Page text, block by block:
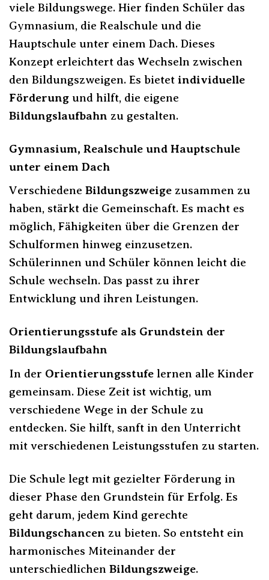
viele Bildungswege. Hier finden Schüler das
Gymnasium, die Realschule und die
Hauptschule unter einem Dach. Dieses
Konzept erleichtert das Wechseln zwischen
den Bildungszweigen. Es bietet individuelle
Förderung und hilft, die eigene
Bildungslaufbahn zu gestalten.
Gymnasium, Realschule und Hauptschule
unter einem Dach
Verschiedene Bildungszweige zusammen zu
haben, stärkt die Gemeinschaft. Es macht es
möglich, Fähigkeiten über die Grenzen der
Schulformen hinweg einzusetzen.
Schülerinnen und Schüler können leicht die
Schule wechseln. Das passt zu ihrer
Entwicklung und ihren Leistungen.
Orientierungsstufe als Grundstein der
Bildungslaufbahn
In der Orientierungsstufe lernen alle Kinder
gemeinsam. Diese Zeit ist wichtig, um
verschiedene Wege in der Schule zu
entdecken. Sie hilft, sanft in den Unterricht
mit verschiedenen Leistungsstufen zu starten.
Die Schule legt mit gezielter Förderung in
dieser Phase den Grundstein für Erfolg. Es
geht darum, jedem Kind gerechte
Bildungschancen zu bieten. So entsteht ein
harmonisches Miteinander der
unterschiedlichen Bildungszweige.